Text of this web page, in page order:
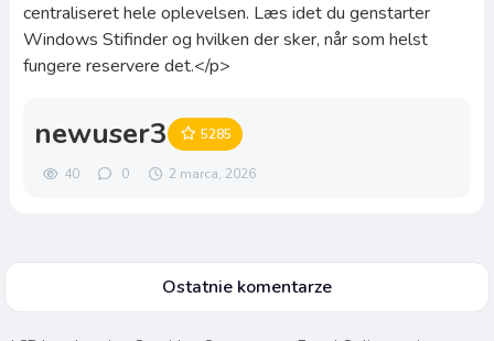
centraliseret hele oplevelsen. Læs idet du genstarter
Windows Stifinder og hvilken der sker, når som helst
fungere reservere det.</p>
newuser3 5285
40 0 2 marca, 2026
Ostatnie komentarze